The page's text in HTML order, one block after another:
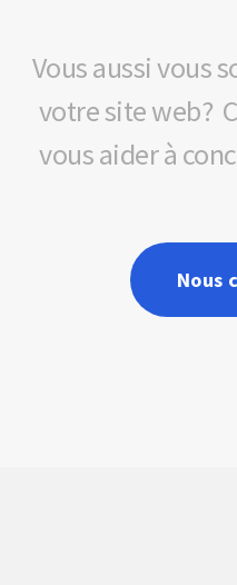
Vous aussi vous
votre site web?
vous aider à
Nous